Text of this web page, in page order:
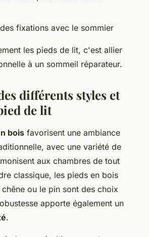
fixations avec le sommier
les pieds de lit, c'est allier
à un sommeil réparateur.
différents styles et
de lit
bois favorisent une ambiance
avec une variété de
aux chambres de tout
classique, les pieds en bois
ou le pin sont des choix
apporte également un
.